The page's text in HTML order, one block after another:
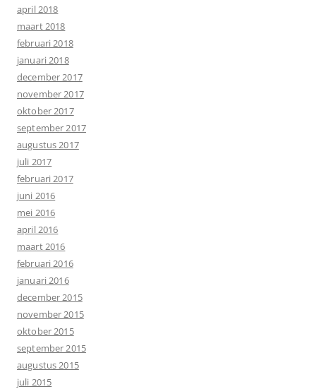
april 2018
maart 2018
februari 2018
januari 2018
december 2017
november 2017
oktober 2017
september 2017
augustus 2017
juli 2017
februari 2017
juni 2016
mei 2016
april 2016
maart 2016
februari 2016
januari 2016
december 2015
november 2015
oktober 2015
september 2015
augustus 2015
juli 2015